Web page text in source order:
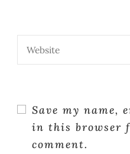
Save my name,
in this browser
comment.